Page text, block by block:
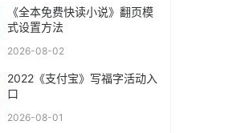
《全本免费快读小说》翻页模
式设置方法
2026-08-02
2022《支付宝》写福字活动入
口
2026-08-01